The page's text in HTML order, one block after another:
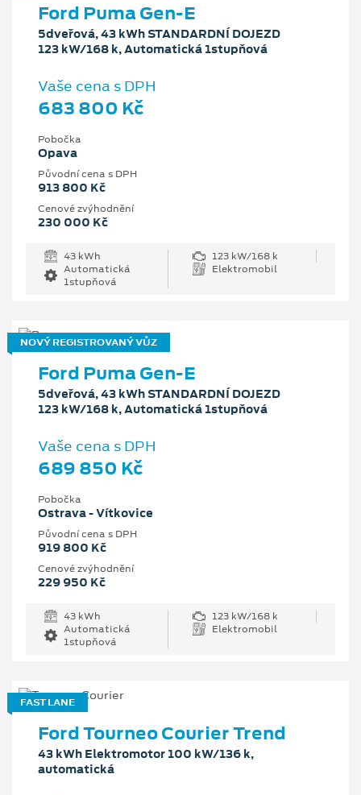
Ford Puma Gen-E
5dveřová, 43 kWh STANDARDNÍ DOJEZD
123 kW/168 k, Automatická 1stupňová
Vaše cena s DPH
683 800 Kč
Pobočka
Opava
Původní cena s DPH
913 800 Kč
Cenové zvýhodnění
230 000 Kč
43 kWh
123 kW/168 k
Automatická
1stupňová
Elektromobil
NOVÝ REGISTROVANÝ VŮZ
Ford Puma Gen-E
5dveřová, 43 kWh STANDARDNÍ DOJEZD
123 kW/168 k, Automatická 1stupňová
Vaše cena s DPH
689 850 Kč
Pobočka
Ostrava - Vítkovice
Původní cena s DPH
919 800 Kč
Cenové zvýhodnění
229 950 Kč
43 kWh
123 kW/168 k
Automatická
1stupňová
Elektromobil
FAST LANE
Ford Tourneo Courier Trend
43 kWh Elektromotor 100 kW/136 k,
automatická